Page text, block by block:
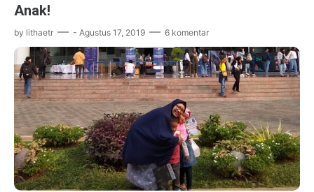
Anak!
by lithaetr - Agustus 17, 2019 6 komentar